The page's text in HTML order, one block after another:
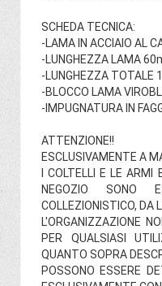
SCHEDA TECNICA:
-LAMA IN ACCIAIO AL
-LUNGHEZZA LAMA
-LUNGHEZZA TOTALE
-BLOCCO LAMA
-IMPUGNATURA IN
ATTENZIONE!!
ESCLUSIVAMENTE A
I COLTELLI E LE
NEGOZIO SONO
COLLEZIONISTICO, DA
L'ORGANIZZAZIONE
PER QUALSIASI
QUANTO SOPRA
POSSONO ESSERE